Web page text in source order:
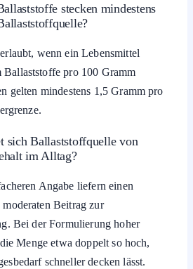
stecken mindestens
wenn ein Lebensmittel
Ballaststoffe pro 100 Gramm
gelten mindestens 1,5 Gramm pro
sich Ballaststoffquelle von
im Alltag?
Angabe liefern einen
Beitrag zur
Bei der Formulierung hoher
Menge etwa doppelt so hoch,
schneller decken lässt.